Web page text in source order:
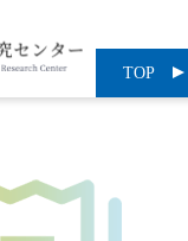
TOP